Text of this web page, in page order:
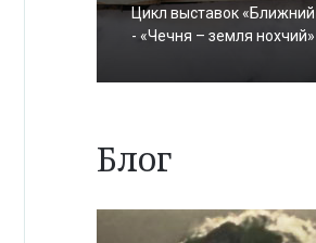
Цикл выставок «Ближний
- «Чечня – земля нохчий»
Блог